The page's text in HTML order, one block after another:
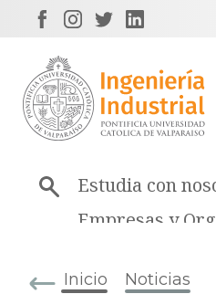
Estudia con
Empresas y
Inicio Noticias